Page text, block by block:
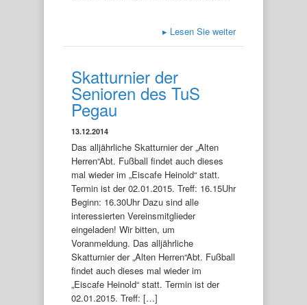
▸ Lesen Sie weiter
Skatturnier der
Senioren des TuS
Pegau
13.12.2014
Das alljährliche Skatturnier der „Alten
Herren“Abt. Fußball findet auch dieses
mal wieder im „Eiscafe Heinold“ statt.
Termin ist der 02.01.2015. Treff: 16.15Uhr
Beginn: 16.30Uhr Dazu sind alle
interessierten Vereinsmitglieder
eingeladen! Wir bitten, um
Voranmeldung. Das alljährliche
Skatturnier der „Alten Herren“Abt. Fußball
findet auch dieses mal wieder im
„Eiscafe Heinold“ statt. Termin ist der
02.01.2015. Treff: […]